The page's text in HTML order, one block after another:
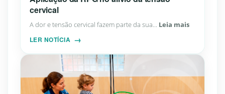
cervical
A dor e tensão cervical fazem parte da sua... Leia mais
LER NOTÍCIA